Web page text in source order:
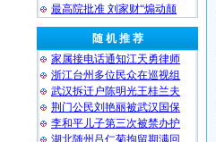
最高院批准 刘家财“煽动颠
随 机 推 荐
家属接电话通知江天勇律师
浙江台州多位民众在巡视组
武汉拆迁户陈明光王桂兰夫
荆门公民刘艳丽被武汉国保
李和平儿子第三次被禁办护
湖北随州吕仁菊拘留期满回